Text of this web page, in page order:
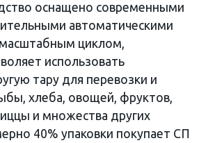
оснащено современными
автоматическими
циклом,
использовать
тару для перевозки и
хлеба, овощей, фруктов,
и множества других
40% упаковки покупает СП